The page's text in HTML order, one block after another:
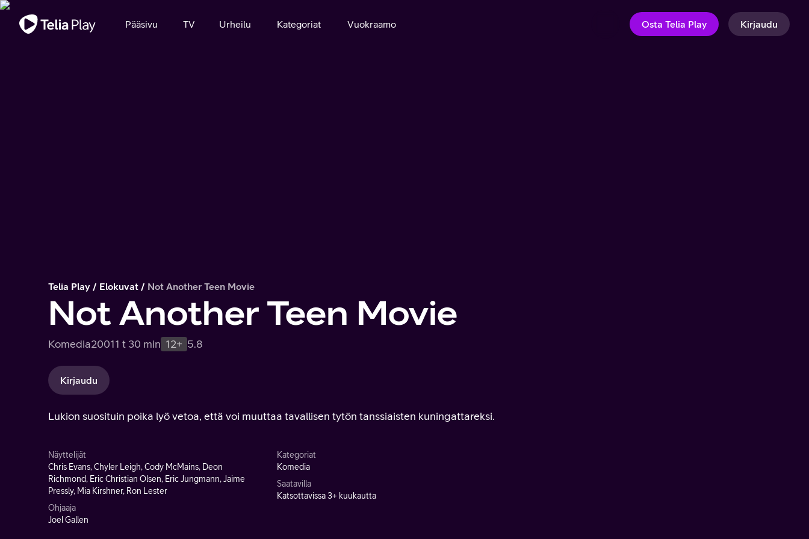
Tärkeä viesti
Pääsivu TV Urheilu Kategoriat Vuokraamo Osta Telia Play Kirjaudu
Telia Play Elokuvat Not Another Teen Movie
Not Another Teen Movie
Komedia20011 t 30 min 12+ 5.8
Kirjaudu
Lukion suosituin poika lyö vetoa, että voi muuttaa tavallisen tytön tanssiaisten kuningattareksi.
Näyttelijät
Chris Evans, Chyler Leigh, Cody McMains, Deon
Richmond, Eric Christian Olsen, Eric Jungmann, Jaime
Pressly, Mia Kirshner, Ron Lester
Ohjaaja
Joel Gallen
Kategoriat
Komedia
Saatavilla
Katsottavissa 3+ kuukautta